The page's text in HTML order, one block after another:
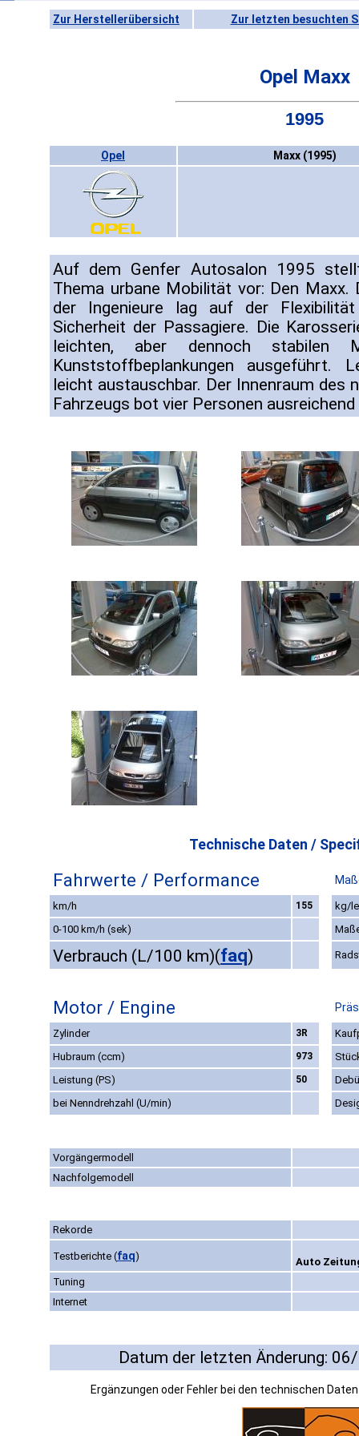
Zur Herstellerübersicht Zur letzten besuchten
Opel Maxx
1995
Opel Maxx (1995)
Auf dem Genfer Autosalon 1995
Thema urbane Mobilität vor: Den Maxx.
der Ingenieure lag auf der
Sicherheit der Passagiere. Die
leichten, aber dennoch stabilen
Kunststoffbeplankungen ausgeführt.
leicht austauschbar. Der Innenraum des
Fahrzeugs bot vier Personen
Technische Daten /
Fahrwerte / Performance
km/h 155
kg/
0-100 km/h (sek)
Verbrauch (L/100 km)(faq)
Motor / Engine
Zylinder 3R
Hubraum (ccm)
973
Leistung (PS)
50
bei Nenndrehzahl (U/min)
Vorgängermodell
Nachfolgemodell
Rekorde
Testberichte (faq)
Auto
Tuning
Internet
Datum der letzten Änderung:
Ergänzungen oder Fehler bei den technischen